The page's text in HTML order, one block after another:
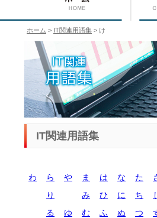
ホーム > IT関連用語集 > け
IT関連用語集
わ ら や ま は な た
り
み ひ に ち
る
ゆ む ふ ぬ つ